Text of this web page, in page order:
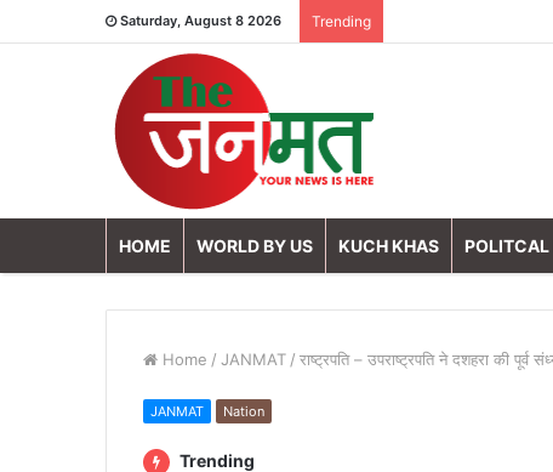
Saturday, August 8 2026 Trending
HOME WORLD BY US KUCH KHAS POLITCAL
Home / JANMAT / राष्ट्रपति – उपराष्ट्रपति ने दशहरा की पूर्व
JANMAT Nation
Trending